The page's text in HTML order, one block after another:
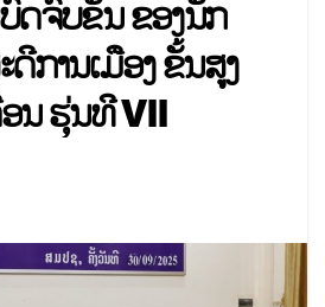
ດຈົບຂັ້ນ ຂອງນັກ
ການເມືອງ ຂັ້ນສູງ
ນ ຮຸ່ນທີ VII